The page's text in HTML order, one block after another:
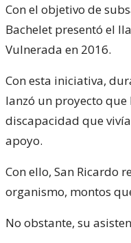
Con el objetivo de
Bachelet presentó el
Vulnerada en 2016.
Con esta iniciativa,
lanzó un proyecto que
discapacidad que
apoyo.
Con ello, San Ricardo
organismo, montos
No obstante, su